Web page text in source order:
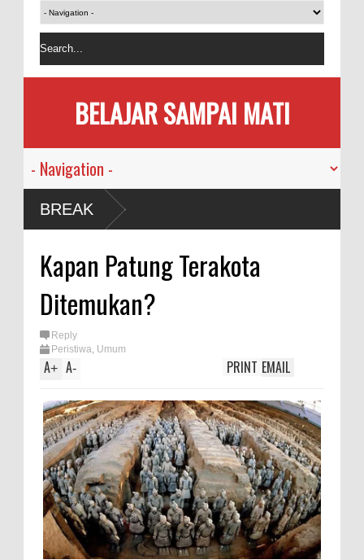
BELAJAR SAMPAI MATI
BREAK
Kapan Patung Terakota
Ditemukan?
Reply
Peristiwa, Umum
A+ A- EMAIL
PRINT